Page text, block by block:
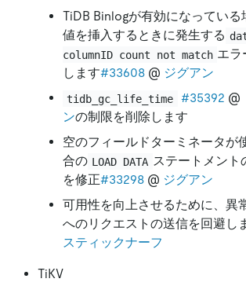
TiDB Binlogが有効になっている
値を挿入するときに発生する
columnID count not match エラ
します#33608 @ ジグアン
tidb_gc_life_time #35392 @
ンの制限を削除します
空のフィールドターミネータが
合の LOAD DATA ステートメント
を修正#33298 @ ジグアン
可用性を向上させるために、異
へのリクエストの送信を回避し
スティックナーフ
TiKV